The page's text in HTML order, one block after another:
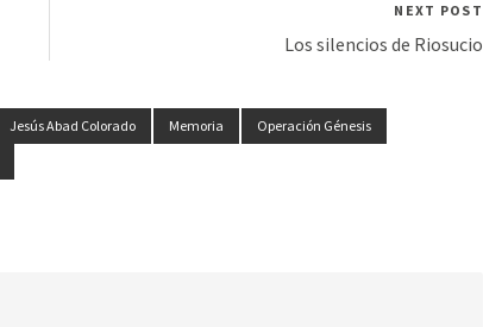
NEXT POST
Los silencios de Riosucio
Jesús Abad Colorado Memoria
Operación Génesis